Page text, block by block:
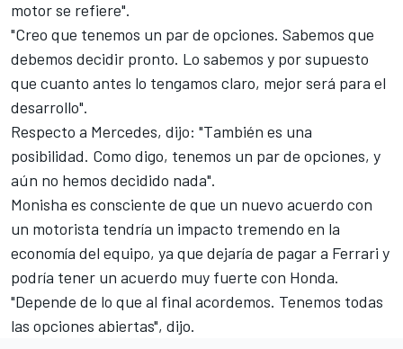
motor se refiere".
"Creo que tenemos un par de opciones. Sabemos que
debemos decidir pronto. Lo sabemos y por supuesto
que cuanto antes lo tengamos claro, mejor será para el
desarrollo".
Respecto a Mercedes, dijo: "También es una
posibilidad. Como digo, tenemos un par de opciones, y
aún no hemos decidido nada".
Monisha es consciente de que un nuevo acuerdo con
un motorista tendría un impacto tremendo en la
economía del equipo, ya que dejaría de pagar a Ferrari y
podría tener un acuerdo muy fuerte con Honda.
"Depende de lo que al final acordemos. Tenemos todas
las opciones abiertas", dijo.